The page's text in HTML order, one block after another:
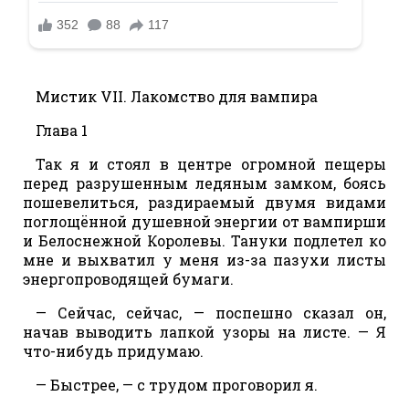
Мистик VII. Лакомство для вампира
Глава 1
Так я и стоял в центре огромной пещеры
перед разрушенным ледяным замком, боясь
пошевелиться, раздираемый двумя видами
поглощённой душевной энергии от вампирши
и Белоснежной Королевы. Тануки подлетел ко
мне и выхватил у меня из-за пазухи листы
энергопроводящей бумаги.
— Сейчас, сейчас, — поспешно сказал он,
начав выводить лапкой узоры на листе. — Я
что-нибудь придумаю.
— Быстрее, — с трудом проговорил я.